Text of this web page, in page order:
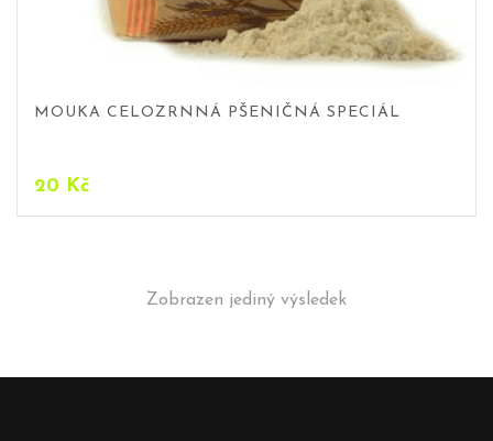
MOUKA CELOZRNNÁ PŠENIČNÁ SPECIÁL
20 Kč
Zobrazen jediný výsledek